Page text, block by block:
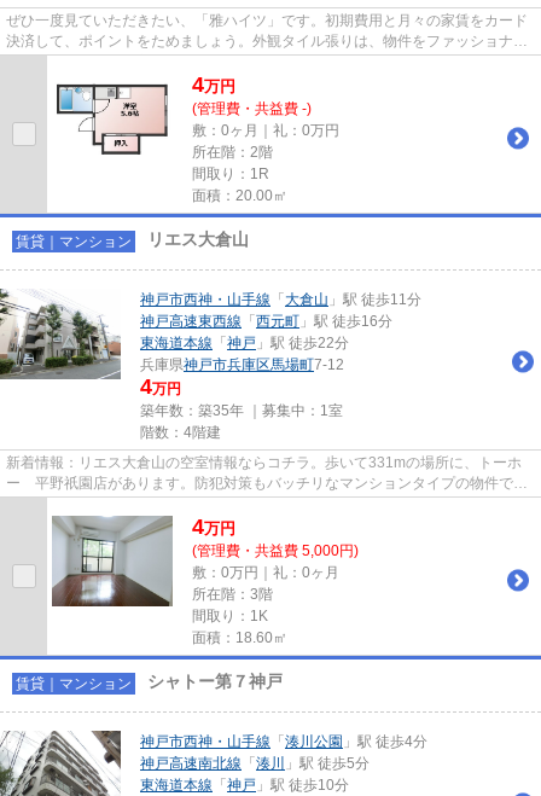
ぜひ一度見ていただきたい、「雅ハイツ」です。初期費用と月々の家賃をカード
決済して、ポイントをためましょう。外観タイル張りは、物件をファッショナブ
4万円
(管理費・共益費 -)
敷：0ヶ月｜礼：0万円
所在階：2階
間取り：1R
面積：20.00㎡
賃貸｜マンション リエス大倉山
神戸市西神・山手線 「 大倉山 」駅 徒歩11分
神戸高速東西線 「 西元町 」駅 徒歩16分
東海道本線 「 神戸 」駅 徒歩22分
兵庫県神戸市兵庫区馬場町7-12
4万円
築年数：築35年 ｜募集中： 1室
階数：4階建
新着情報：リエス大倉山の空室情報ならコチラ。歩いて331mの場所に、トーホ
ー 平野祇園店があります。防犯対策もバッチリなマンションタイプの物件で
4万円
(管理費・共益費 5,000円)
敷：0万円｜礼：0ヶ月
所在階：3階
間取り：1K
面積：18.60㎡
賃貸｜マンション シャトー第７神戸
神戸市西神・山手線 「 湊川公園 」駅 徒歩4分
神戸高速南北線 「 湊川
」駅 徒歩5分
東海道本線 「 神戸 」駅 徒歩10分